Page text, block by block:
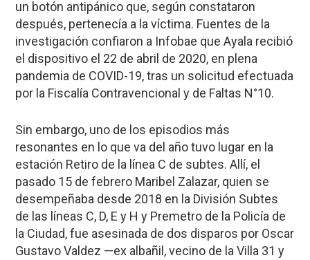
un botón antipánico que, según constataron
después, pertenecía a la víctima. Fuentes de la
investigación confiaron a Infobae que Ayala recibió
el dispositivo el 22 de abril de 2020, en plena
pandemia de COVID-19, tras un solicitud efectuada
por la Fiscalía Contravencional y de Faltas N°10.
Sin embargo, uno de los episodios más
resonantes en lo que va del año tuvo lugar en la
estación Retiro de la línea C de subtes. Allí, el
pasado 15 de febrero Maribel Zalazar, quien se
desempeñaba desde 2018 en la División Subtes
de las líneas C, D, E y H y Premetro de la Policía de
la Ciudad, fue asesinada de dos disparos por Oscar
Gustavo Valdez —ex albañil, vecino de la Villa 31 y